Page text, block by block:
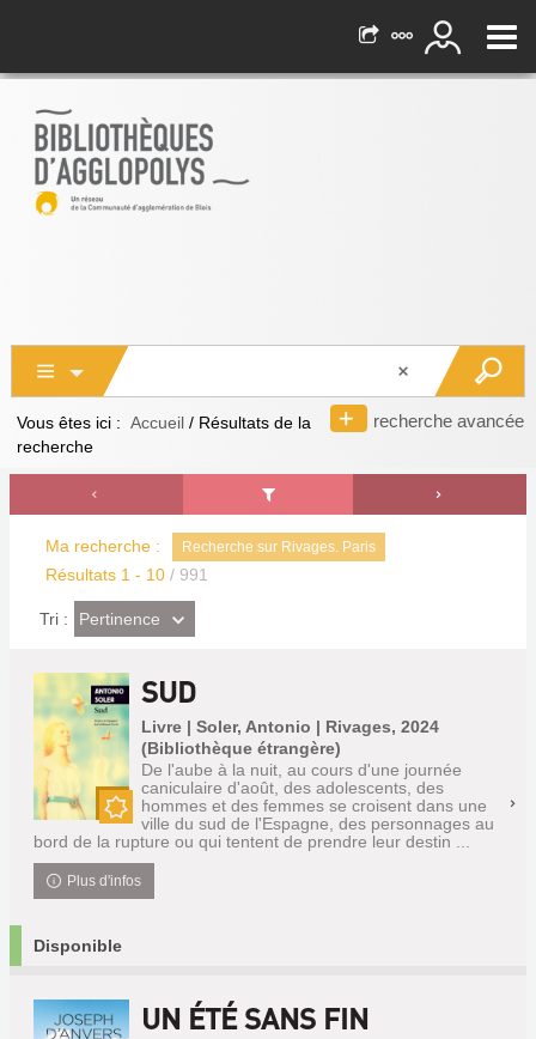
recherche avancée
Vous êtes ici : Accueil / Résultats de la
recherche
Ma recherche : Recherche sur Rivages. Paris
Résultats 1 - 10 / 991
Tri : (Effet
imédiat)
Pertinence
Nouveauté
SUD
Livre | Soler, Antonio | Rivages, 2024
(Bibliothèque étrangère)
De l'aube à la nuit, au cours d'une journée
caniculaire d'août, des adolescents, des
hommes et des femmes se croisent dans une
ville du sud de l'Espagne, des personnages au
bord de la rupture ou qui tentent de prendre leur destin ...
Plus d'infos
Disponible
UN ÉTÉ SANS FIN